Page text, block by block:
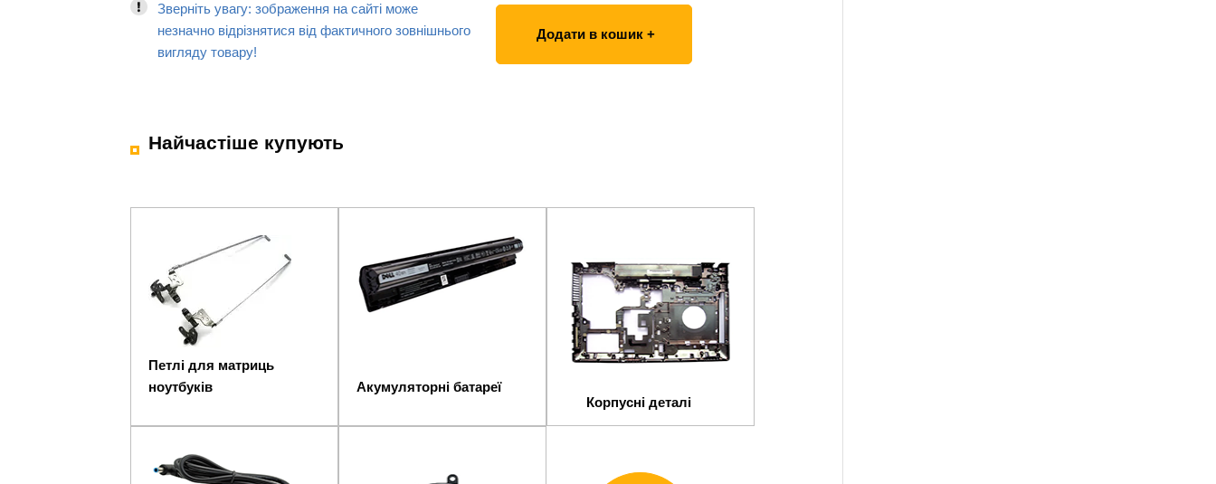
Зверніть увагу: зображення на сайті може
незначно відрізнятися від фактичного зовнішнього
вигляду товару!
Додати в кошик +
Найчастіше купують
Петлі для матриць
ноутбуків
Акумуляторні батареї
Корпусні деталі